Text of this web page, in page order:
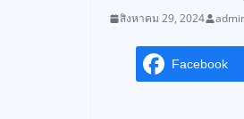
สิงหาคม 29, 2024
Facebook